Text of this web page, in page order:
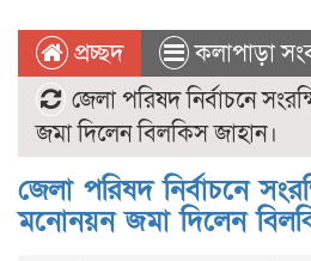
প্রচ্ছদ কলাপাড়া
জেলা পরিষদ নির্বাচনে
জমা দিলেন বিলকিস জাহান।
জেলা পরিষদ নির্বাচনে
মনোনয়ন জমা দিলেন